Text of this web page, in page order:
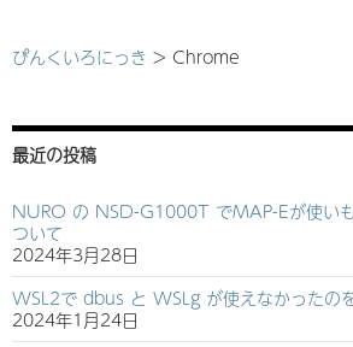
ゲ
シ
ョ
ン
ぴんくいろにっき > Chrome
最近の投稿
NURO の NSD-G1000T でMAP-Eが使い
ついて
2024年3月28日
WSL2で dbus と WSLg が使えなかったの
2024年1月24日